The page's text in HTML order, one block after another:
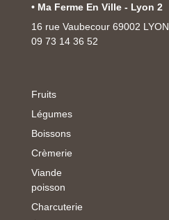
• Ma Ferme En Ville - Lyon 2
16 rue Vaubecour 69002 LYON
09 73 14 36 52
Fruits
Légumes
Boissons
Crèmerie
Viande
poisson
Charcuterie